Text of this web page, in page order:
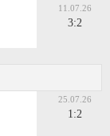
11.07.26
3:2
25.07.26
1:2